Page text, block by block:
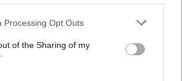
website/app uses one or more Google
or usage behaviour. You may click to
to Google and its third-party tags to
specified purposes in below Google
Processing Opt Outs
of the Sharing of my